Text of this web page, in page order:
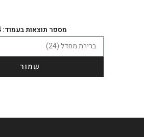
מספר תוצאות בעמוד: 24
שמור
הגדר סוג האופנוע שלך
שליחה